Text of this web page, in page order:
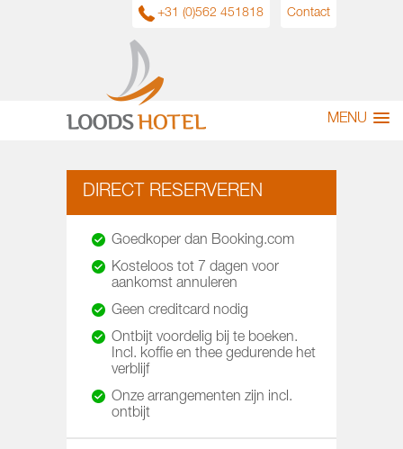
MENU
+31 (0)562 451818 Contact
DIRECT RESERVEREN
Goedkoper dan Booking.com
Kosteloos tot 7 dagen voor
aankomst annuleren
Geen creditcard nodig
Ontbijt voordelig bij te boeken.
Incl. koffie en thee gedurende het
verblijf
Onze arrangementen zijn incl.
ontbijt